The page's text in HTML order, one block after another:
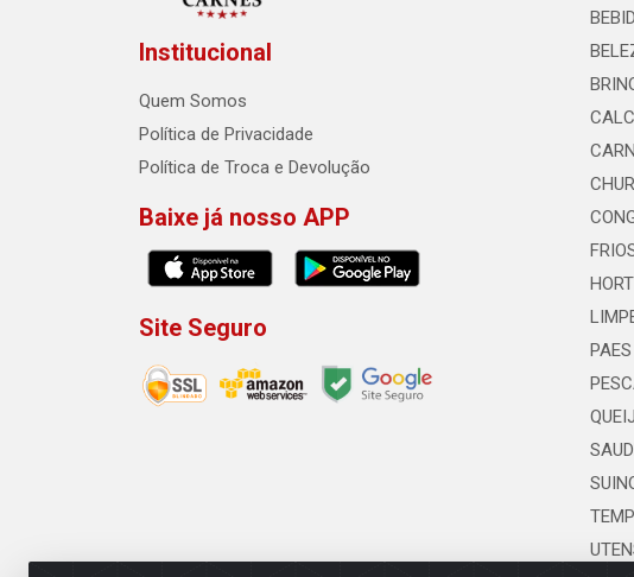
Institucional
Quem Somos
Política de Privacidade
Política de Troca e Devolução
Baixe já nosso APP
Site Seguro
PAES